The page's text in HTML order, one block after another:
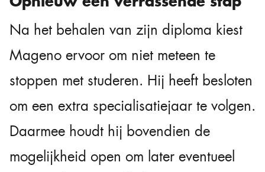
Na het behalen van zijn diploma kiest
Mageno ervoor om niet meteen te
stoppen met studeren. Hij heeft besloten
om een extra specialisatiejaar te volgen.
Daarmee houdt hij bovendien de
mogelijkheid open om later eventueel